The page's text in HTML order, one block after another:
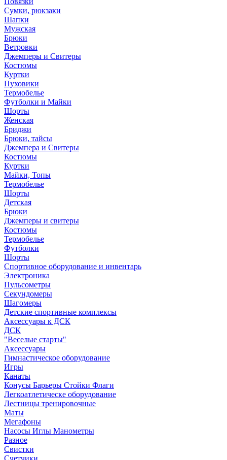
Сумки, рюкзаки
Шапки
Мужская
Брюки
Ветровки
Джемперы и Свитеры
Костюмы
Куртки
Пуховики
Термобелье
Футболки и Майки
Шорты
Женская
Бриджи
Брюки, тайсы
Джемпера и Свитеры
Костюмы
Куртки
Майки, Топы
Термобелье
Шорты
Детская
Брюки
Джемперы и свитеры
Костюмы
Термобелье
Футболки
Шорты
Спортивное оборудование и инвентарь
Электроника
Пульсометры
Секундомеры
Шагомеры
Детские спортивные комплексы
Аксессуары к ДСК
ДСК
"Веселые старты"
Аксессуары
Гимнастическое оборудование
Игры
Канаты
Конусы Барьеры Стойки Флаги
Легкоатлетическе оборудование
Лестницы тренировочные
Маты
Мегафоны
Насосы Иглы Манометры
Разное
Свистки
Счетчики